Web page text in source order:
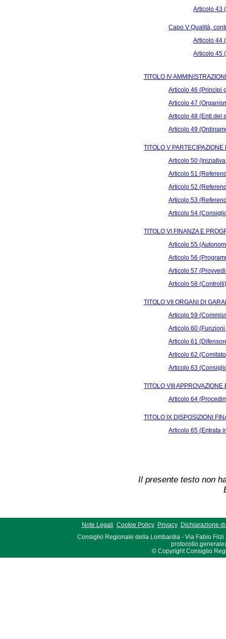
Articolo 43
Capo V Qualità,
Articolo 44
Articolo 45
TITOLO IV
Articolo 46 (Principi
Articolo 47
Articolo 48 (Enti del
Articolo 49
TITOLO V
Articolo 50
Articolo 51
Articolo 52
Articolo 53
Articolo 54
TITOLO VI FINANZA E
Articolo 55
Articolo 56
Articolo 57
Articolo 58 (Controlli)
TITOLO VII ORGANI DI
Articolo 59
Articolo 60
Articolo 61
Articolo 62
Articolo 63
TITOLO VIII
Articolo 64
TITOLO IX DISPOSIZIONI
Articolo 65 (Entrata
Il presente testo non
Note Legali Cookie Policy Privacy
Dichiarazione
Consiglio Regionale della Lombardia - Via Fabio Filzi
© Copyright Consiglio